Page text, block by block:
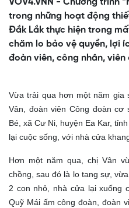
VOV4.VNN - Chương trình
trong những hoạt động
Đắk Lắk thực hiện trong
chăm lo bảo vệ quyền, lợi
đoàn viên, công nhân, viên
Vừa trải qua hơn một năm gia
Vân, đoàn viên Công đoàn cơ
Bé, xã Cư Ni, huyện Ea Kar,
lại cuộc sống, với nhà cửa
Hơn một năm qua, chị Vân
chồng, sau đó là lo tang sự,
2 con nhỏ, nhà cửa lại xuống
Quỹ Mái ấm công đoàn, đoàn